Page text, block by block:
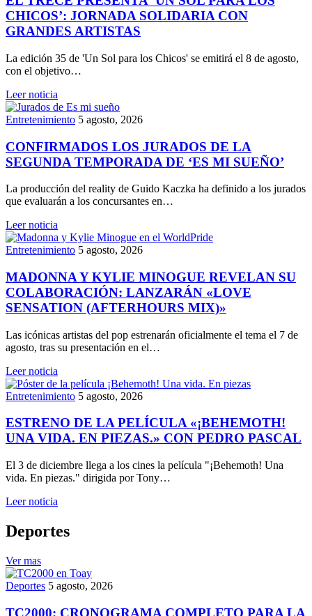
CHICOS’: JORNADA SOLIDARIA CON
GRANDES ARTISTAS
La edición 35 de 'Un Sol para los Chicos' se emitirá el 8 de agosto,
con el objetivo…
Leer noticia
Entretenimiento 5 agosto, 2026
CONFIRMADOS LOS JURADOS DE LA
SEGUNDA TEMPORADA DE ‘ES MI SUEÑO’
La producción del reality de Guido Kaczka ha definido a los jurados
que evaluarán a los concursantes en…
Leer noticia
Entretenimiento 5 agosto, 2026
MADONNA Y KYLIE MINOGUE REVELAN SU
COLABORACIÓN: LANZARÁN «LOVE
SENSATION (AFTERHOURS MIX)»
Las icónicas artistas del pop estrenarán oficialmente el tema el 7 de
agosto, tras su presentación en el…
Leer noticia
Entretenimiento 5 agosto, 2026
ESTRENO DE LA PELÍCULA «¡BEHEMOTH!
UNA VIDA. EN PIEZAS.» CON PEDRO PASCAL
El 3 de diciembre llega a los cines la película "¡Behemoth! Una
vida. En piezas." dirigida por Tony…
Leer noticia
Deportes
Ver mas
Deportes 5 agosto, 2026
TC2000: CRONOGRAMA COMPLETO PARA LA